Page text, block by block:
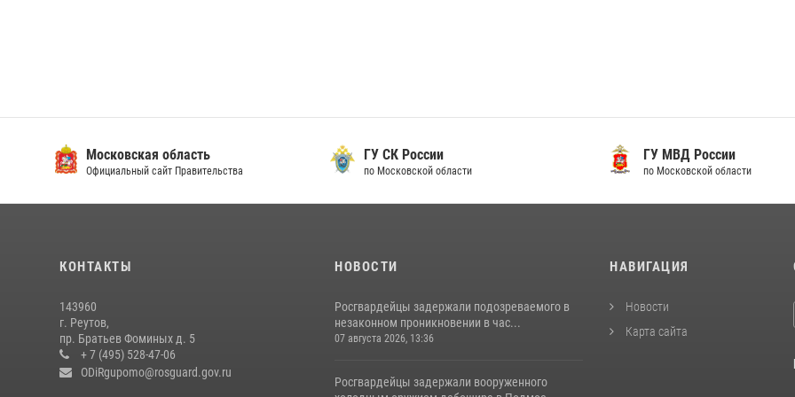
Московская область
Официальный сайт Правительства
ГУ СК России
по Московской области
ГУ МВД России
по Московской области
КОНТАКТЫ
143960
г. Реутов,
пр. Братьев Фоминых д. 5
+ 7 (495) 528-47-06
ODiRgupomo@rosguard.gov.ru
НОВОСТИ
Росгвардейцы задержали подозреваемого в
незаконном проникновении в час...
07 августа 2026, 13:36
Росгвардейцы задержали вооруженного
НАВИГАЦИЯ
Новости
Карта сайта